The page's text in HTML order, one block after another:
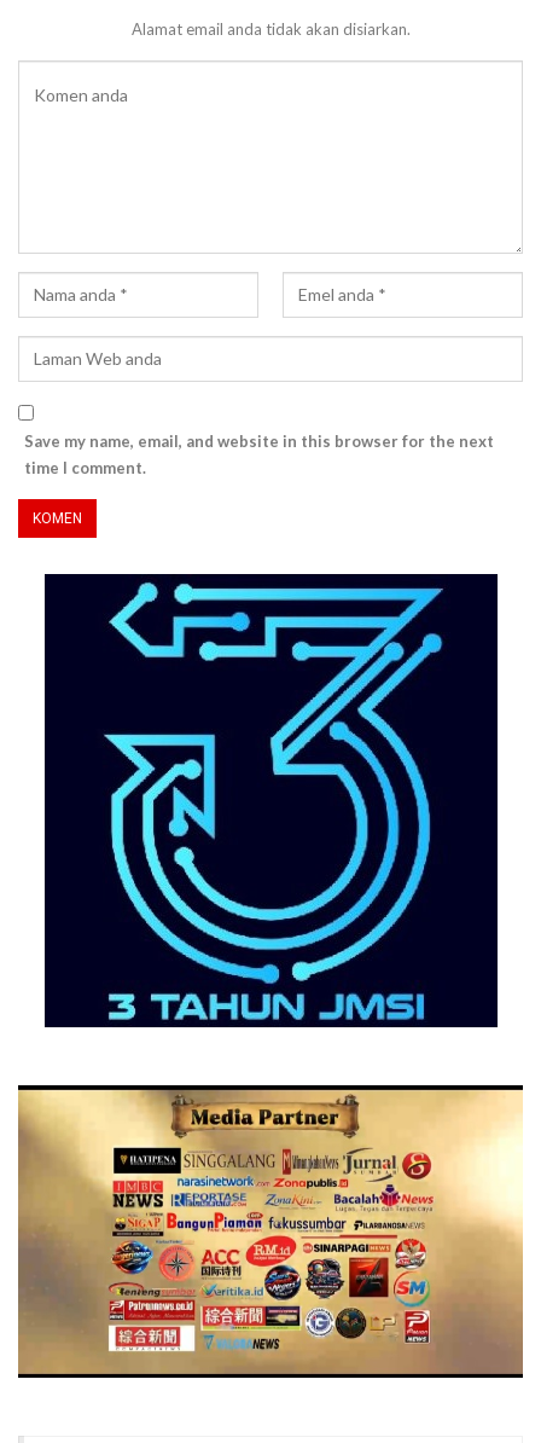
Alamat email anda tidak akan disiarkan.
Save my name, email, and website in this browser for the next
time I comment.